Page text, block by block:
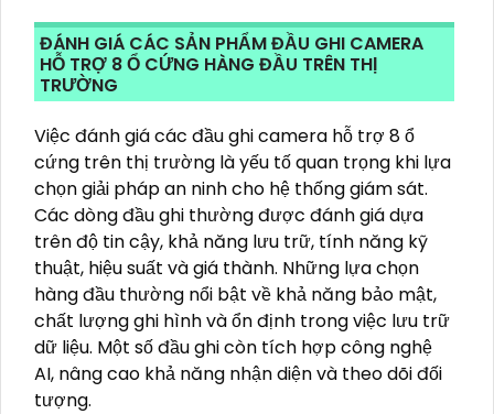
ĐÁNH GIÁ CÁC SẢN PHẨM ĐẦU GHI CAMERA
HỖ TRỢ 8 Ổ CỨNG HÀNG ĐẦU TRÊN THỊ
TRƯỜNG
Việc đánh giá các đầu ghi camera hỗ trợ 8 ổ
cứng trên thị trường là yếu tố quan trọng khi lựa
chọn giải pháp an ninh cho hệ thống giám sát.
Các dòng đầu ghi thường được đánh giá dựa
trên độ tin cậy, khả năng lưu trữ, tính năng kỹ
thuật, hiệu suất và giá thành. Những lựa chọn
hàng đầu thường nổi bật về khả năng bảo mật,
chất lượng ghi hình và ổn định trong việc lưu trữ
dữ liệu. Một số đầu ghi còn tích hợp công nghệ
AI, nâng cao khả năng nhận diện và theo dõi đối
tượng.